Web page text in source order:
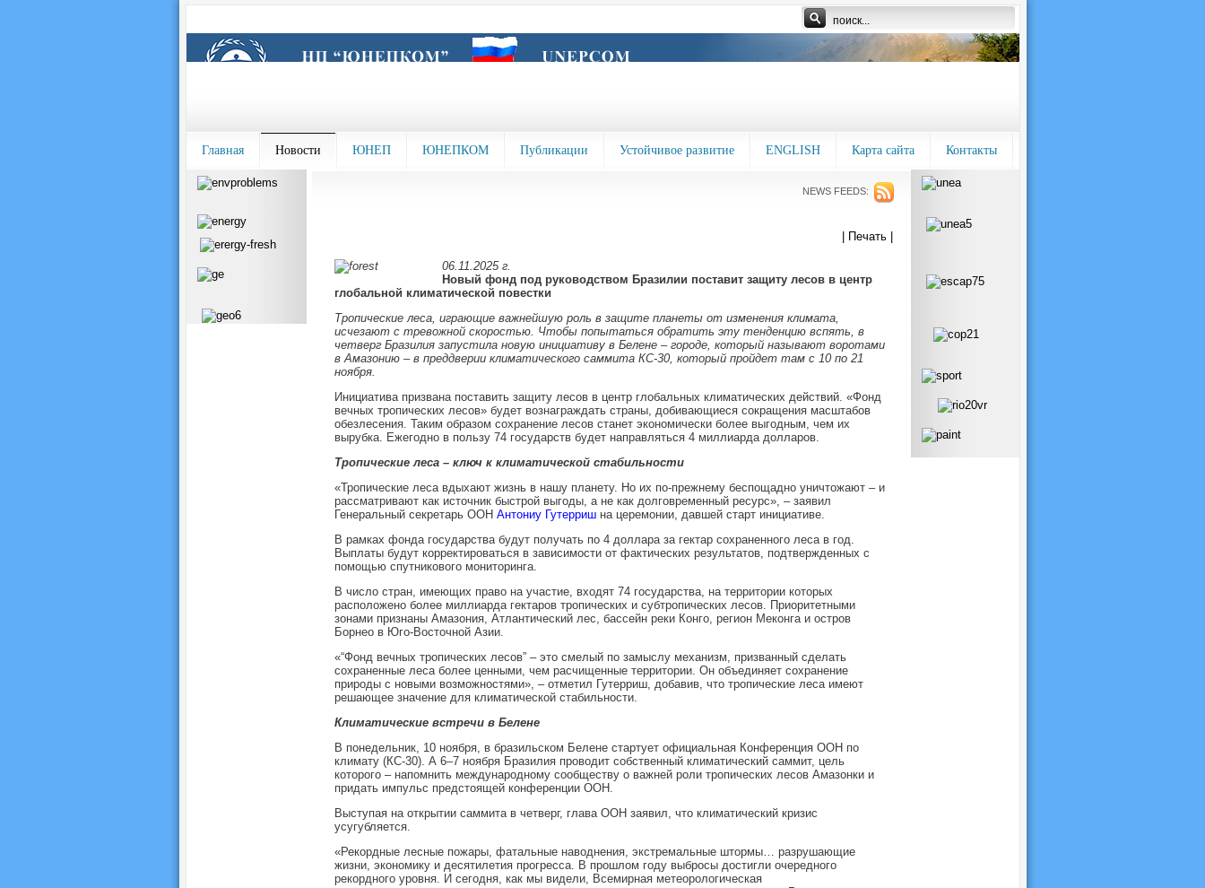
Главная Новости ЮНЕП ЮНЕПКОМ Публикации Устойчивое развитие ENGLISH Карта сайта Контакты
NEWS FEEDS:
| Печать |
06.11.2025 г.
Новый фонд под руководством Бразилии поставит защиту лесов в центр
глобальной климатической повестки
Тропические леса, играющие важнейшую роль в защите планеты от изменения климата,
исчезают с тревожной скоростью. Чтобы попытаться обратить эту тенденцию вспять, в
четверг Бразилия запустила новую инициативу в Белене – городе, который называют воротами
в Амазонию – в преддверии климатического саммита КС-30, который пройдет там с 10 по 21
ноября.
Инициатива призвана поставить защиту лесов в центр глобальных климатических действий. «Фонд
вечных тропических лесов» будет вознаграждать страны, добивающиеся сокращения масштабов
обезлесения. Таким образом сохранение лесов станет экономически более выгодным, чем их
вырубка. Ежегодно в пользу 74 государств будет направляться 4 миллиарда долларов.
Тропические леса – ключ к климатической стабильности
«Тропические леса вдыхают жизнь в нашу планету. Но их по-прежнему беспощадно уничтожают – и
рассматривают как источник быстрой выгоды, а не как долговременный ресурс», – заявил
Генеральный секретарь ООН Антониу Гутерришна церемонии, давшей старт инициативе.
В рамках фонда государства будут получать по 4 доллара за гектар сохраненного леса в год.
Выплаты будут корректироваться в зависимости от фактических результатов, подтвержденных с
помощью спутникового мониторинга.
В число стран, имеющих право на участие, входят 74 государства, на территории которых
расположено более миллиарда гектаров тропических и субтропических лесов. Приоритетными
зонами признаны Амазония, Атлантический лес, бассейн реки Конго, регион Меконга и остров
Борнео в Юго-Восточной Азии.
«“Фонд вечных тропических лесов” – это смелый по замыслу механизм, призванный сделать
сохраненные леса более ценными, чем расчищенные территории. Он объединяет сохранение
природы с новыми возможностями», – отметил Гутерриш, добавив, что тропические леса имеют
решающее значение для климатической стабильности.
Климатические встречи в Белене
В понедельник, 10 ноября, в бразильском Белене стартует официальная Конференция ООН по
климату (КС-30). А 6–7 ноября Бразилия проводит собственный климатический саммит, цель
которого – напомнить международному сообществу о важней роли тропических лесов Амазонки и
придать импульс предстоящей конференции ООН.
Выступая на открытии саммита в четверг, глава ООН заявил, что климатический кризис
усугубляется.
«Рекордные лесные пожары, фатальные наводнения, экстремальные штормы… разрушающие
жизни, экономику и десятилетия прогресса. В прошлом году выбросы достигли очередного
рекордного уровня. И сегодня, как мы видели, Всемирная метеорологическая